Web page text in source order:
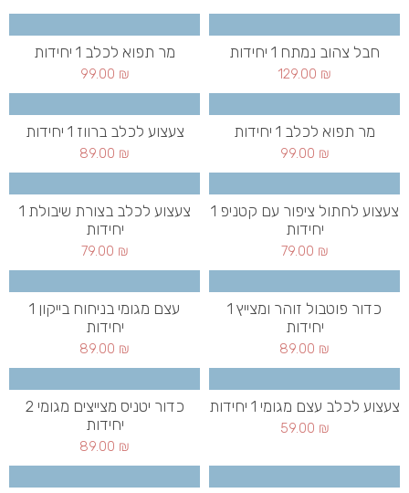
חבל צהוב נמתח 1 יחידות
129.00 ₪
מר תפוא לכלב 1 יחידות
99.00 ₪
מר תפוא לכלב 1 יחידות
99.00 ₪
צעצוע לכלב ברווז 1 יחידות
89.00 ₪
צעצוע לחתול ציפור עם קטניפ 1
יחידות
79.00 ₪
צעצוע לכלב בצורת שיבולת 1
יחידות
79.00 ₪
כדור פוטבול זוהר ומצייץ 1
יחידות
89.00 ₪
עצם מגומי בניחוח בייקון 1
יחידות
89.00 ₪
צעצוע לכלב עצם מגומי 1 יחידות
59.00 ₪
כדור יטניס מצייצים מגומי 2
יחידות
89.00 ₪